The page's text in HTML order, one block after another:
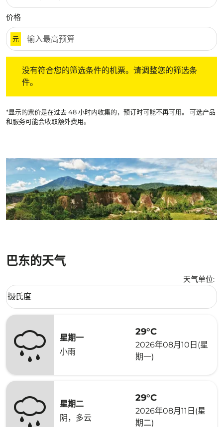
价格
元
没有符合您的筛选条件的机票。请调整您的筛选条
件。
*显示的票价是在过去 48 小时内收集的，预订时可能不再可用。 可选产品
和服务可能会收取额外费用。
巴东的天气
天气单位:
Weather unit option 摄氏度 Selected
摄氏度
keyboard_arrow_down
星期一
小雨
29°C
2026年08月10日(星
期一)
星期二
阴，多云
29°C
2026年08月11日(星
期二)